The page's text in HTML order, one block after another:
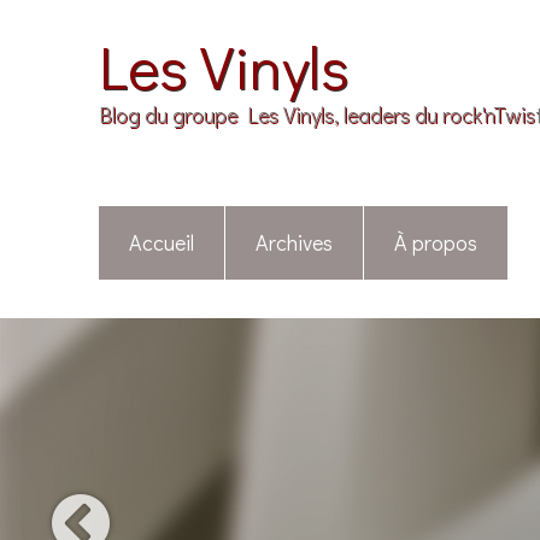
Les Vinyls
Blog du groupe Les Vinyls, leaders du
Accueil Archives À propos